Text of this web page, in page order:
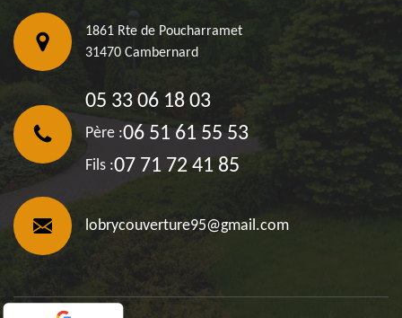
1861 Rte de Poucharramet
31470 Cambernard
05 33 06 18 03
Père :06 51 61 55 53
Fils :07 71 72 41 85
lobrycouverture95@gmail.com